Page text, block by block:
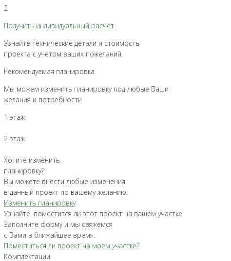
2
Получить индивидуальный расчет
Узнайте технические детали и стоимость
проекта с учетом ваших пожеланий.
Рекомендуемая планировка
Мы можем изменить планировку под любые Ваши
желания и потребности
1 этаж
2 этаж
Хотите изменить
планировку?
Вы можете внести любые изменения
в данный проект по вашему желанию.
Изменить планировку
Узнайте, поместится ли этот проект на вашем участке
Заполните форму и мы свяжемся
с Вами в ближайшее время.
Поместиться ли проект на моем участке?
Комплектации